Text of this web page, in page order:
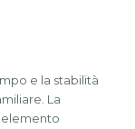
e la stabilità
La
elemento